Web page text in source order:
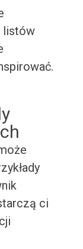
listów
ci